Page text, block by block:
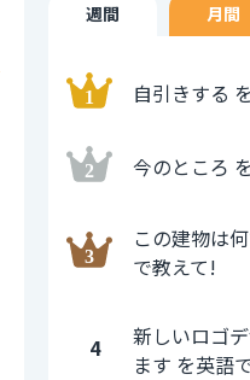
週間 月間
自引きする
今のところ
この建物は
で教えて!
4
新しいロゴ
ます を英語